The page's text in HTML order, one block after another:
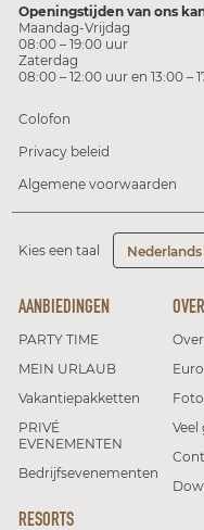
Openingstijden van ons
Maandag-Vrijdag
08:00 – 19:00 uur
Zaterdag
08:00 – 12:00 uur en 13:00 –
Colofon
Privacy beleid
Algemene voorwaarden
Kies een taal Nederlands
AANBIEDINGEN
PARTY TIME
MEIN URLAUB
Vakantiepakketten
PRIVÉ
EVENEMENTEN
Bedrijfsevenementen
RESORTS
Veel